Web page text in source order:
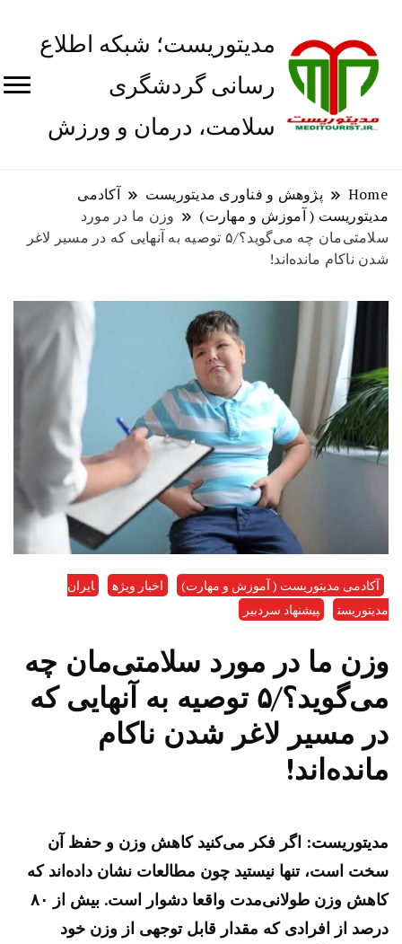
مدیتوریست؛ شبکه اطلاع
رسانی گردشگری
سلامت، درمان و ورزش
Home پژوهش و فناوری مدیتوریست
آکادمی
مدیتوریست ( آموزش و مهارت)
وزن ما در مورد
سلامتی‌مان چه می‌گوید؟/۵ توصیه به آنهایی که در مسیر لاغر
شدن ناکام مانده‌اند!
آکادمی مدیتوریست ( آموزش و مهارت) اخبار ویژه
ایران
مدیتوریست
پیشنهاد سردبیر
وزن ما در مورد سلامتی‌مان چه
می‌گوید؟/۵ توصیه به آنهایی که
در مسیر لاغر شدن ناکام
مانده‌اند!
مدیتوریست: اگر فکر می‌کنید کاهش وزن و حفظ آن
سخت است، تنها نیستید چون مطالعات نشان داده‌اند که
کاهش وزن طولانی‌مدت واقعا دشوار است. بیش از ۸۰
درصد از افرادی که مقدار قابل توجهی از وزن خود